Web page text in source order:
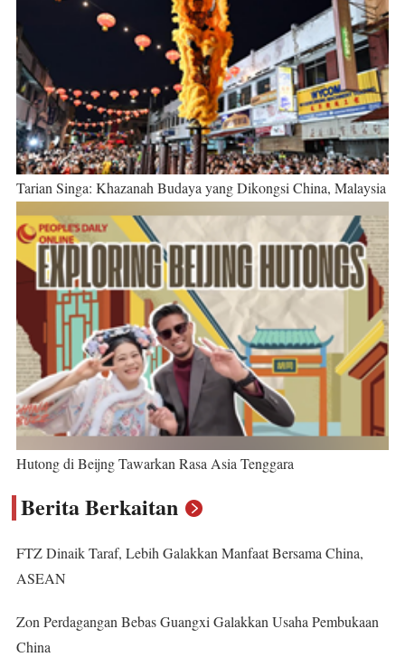
Tarian Singa: Khazanah Budaya yang Dikongsi China, Malaysia
Hutong di Beijng Tawarkan Rasa Asia Tenggara
Berita Berkaitan
FTZ Dinaik Taraf, Lebih Galakkan Manfaat Bersama China,
ASEAN
Zon Perdagangan Bebas Guangxi Galakkan Usaha Pembukaan
China